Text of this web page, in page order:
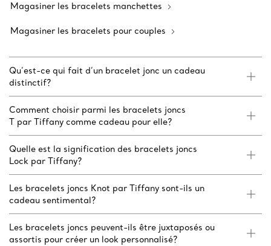
Magasiner les bracelets manchettes
Magasiner les bracelets pour couples
Qu’est-ce qui fait d’un bracelet jonc un cadeau
distinctif?
Comment choisir parmi les bracelets joncs
T par Tiffany comme cadeau pour elle?
Quelle est la signification des bracelets joncs
Lock par Tiffany?
Les bracelets joncs Knot par Tiffany sont-ils un
cadeau sentimental?
Les bracelets joncs peuvent-ils être juxtaposés ou
assortis pour créer un look personnalisé?